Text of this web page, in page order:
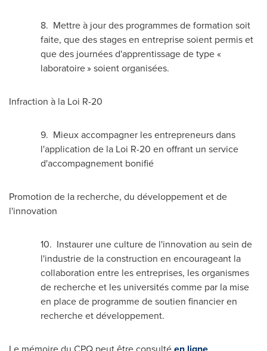
8. Mettre à jour des programmes de formation soit
faite, que des stages en entreprise soient permis et
que des journées d'apprentissage de type «
laboratoire » soient organisées.
Infraction à la Loi R-20
9. Mieux accompagner les entrepreneurs dans
l'application de la Loi R-20 en offrant un service
d'accompagnement bonifié
Promotion de la recherche, du développement et de
l'innovation
10. Instaurer une culture de l'innovation au sein de
l'industrie de la construction en encourageant la
collaboration entre les entreprises, les organismes
de recherche et les universités comme par la mise
en place de programme de soutien financier en
recherche et développement.